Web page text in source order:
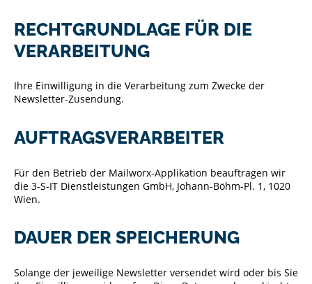
RECHTGRUNDLAGE FÜR DIE
VERARBEITUNG
Ihre Einwilligung in die Verarbeitung zum Zwecke der
Newsletter-Zusendung.
AUFTRAGSVERARBEITER
Für den Betrieb der Mailworx-Applikation beauftragen wir
die 3-S-IT Dienstleistungen GmbH, Johann-Böhm-Pl. 1, 1020
Wien.
DAUER DER SPEICHERUNG
Solange der jeweilige Newsletter versendet wird oder bis Sie